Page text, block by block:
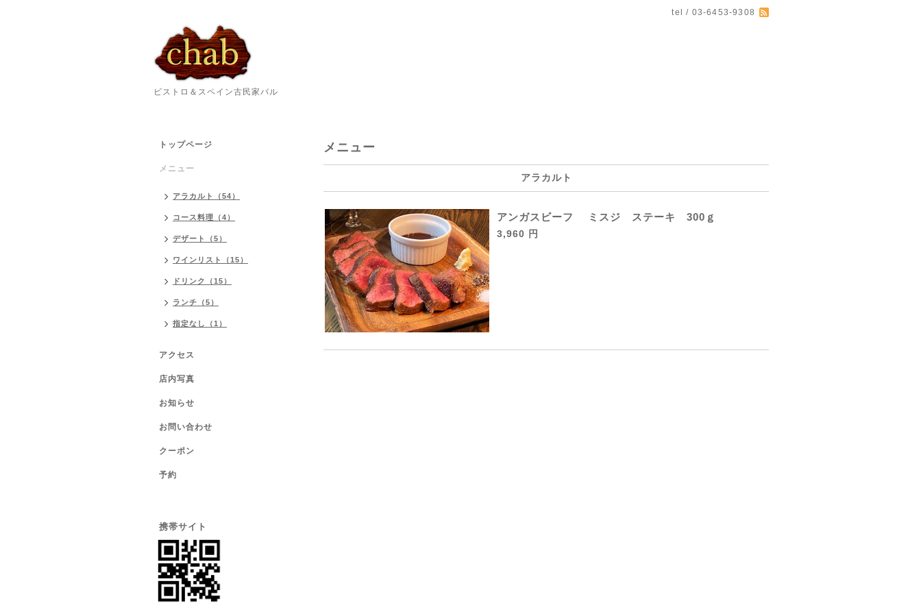
tel / 03-6453-9308
ビストロ＆スペイン古民家バル
メニュー
アラカルト
アンガスビーフ ミスジ ステーキ 300ｇ
3,960 円
トップページ
メニュー
アラカルト（54）
コース料理（4）
デザート（5）
ワインリスト（15）
ドリンク（15）
ランチ（5）
指定なし（1）
アクセス
店内写真
お知らせ
お問い合わせ
クーポン
予約
携帯サイト